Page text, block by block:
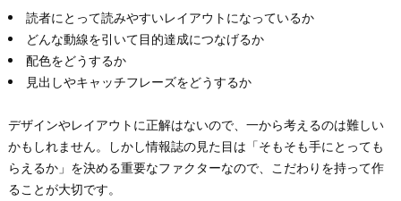
読者にとって読みやすいレイアウトになっているか
どんな動線を引いて目的達成につなげるか
配色をどうするか
見出しやキャッチフレーズをどうするか
デザインやレイアウトに正解はないので、一から考えるのは難しい
かもしれません。しかし情報誌の見た目は「そもそも手にとっても
らえるか」を決める重要なファクターなので、こだわりを持って作
ることが大切です。